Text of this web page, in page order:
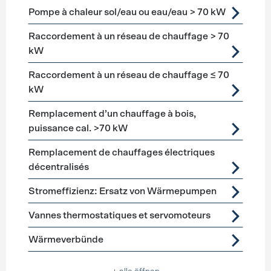
Pompe à chaleur sol/eau ou eau/eau > 70 kW
Raccordement à un réseau de chauffage > 70
kW
Raccordement à un réseau de chauffage ≤ 70
kW
Remplacement d’un chauffage à bois,
puissance cal. >70 kW
Remplacement de chauffages électriques
décentralisés
Stromeffizienz: Ersatz von Wärmepumpen
Vannes thermostatiques et servomoteurs
Wärmeverbünde